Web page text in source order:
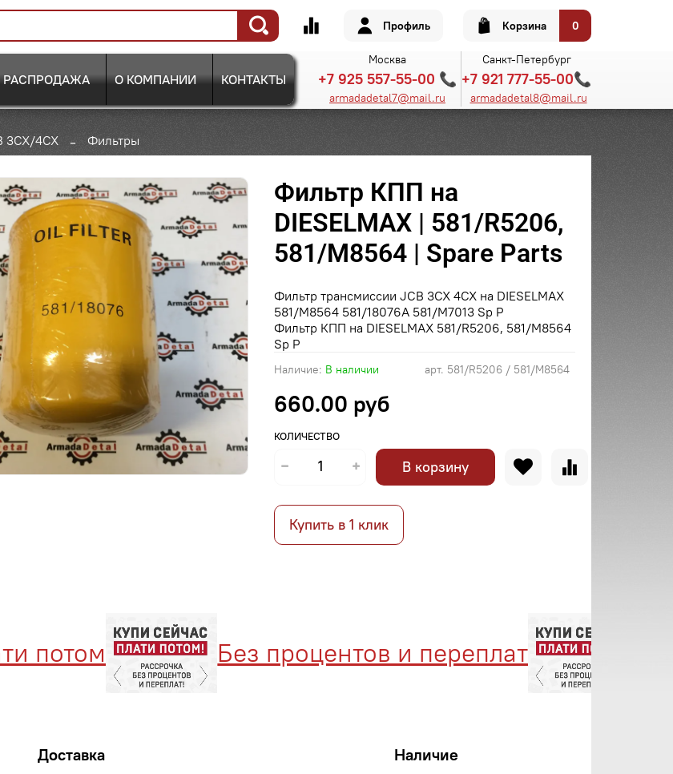
Профиль Корзина 0
РАСПРОДАЖА О КОМПАНИИ КОНТАКТЫ
Москва Санкт-Петербург
+7 925 557-55-00 📞 +7 921 777-55-00📞
armadadetal7@mail.ru armadadetal8@mail.ru
3CX/4CX Фильтры
арт. 581/R5206 / 581/M8564
Наличие: В наличии
Фильтр КПП на
DIESELMAX | 581/R5206,
581/M8564 | Spare Parts
660.00 руб
КОЛИЧЕСТВО
В корзину
Купить в 1 клик
Фильтр трансмиссии JCB 3CX 4CX на DIESELMAX
581/M8564 581/18076A 581/M7013 Sp P
Фильтр КПП на DIESELMAX 581/R5206, 581/M8564
Sp P
потом Без процентов и переплат
Доставка
Наличие